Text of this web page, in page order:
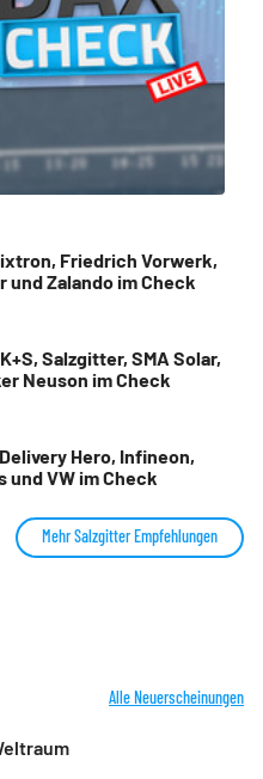
Friedrich Vorwerk,
und Zalando im Check
Salzgitter, SMA Solar,
Neuson im Check
Hero, Infineon,
und VW im Check
Mehr Salzgitter Empfehlungen
Alle Neuerscheinungen